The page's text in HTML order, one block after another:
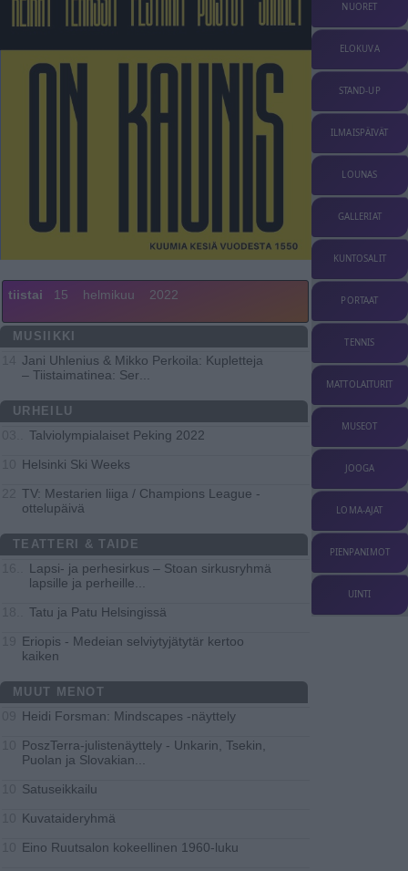
tiistai 15 helmikuu 2022
MUSIIKKI
Jani Uhlenius & Mikko Perkoila: Kupletteja
– Tiistaimatinea: Ser
URHEILU
Talviolympialaiset Peking 2022
Helsinki Ski Weeks
TV: Mestarien liiga / Champions League -
ottelupäivä
TEATTERI & TAIDE
Lapsi- ja perhesirkus – Stoan sirkusryhmä
lapsille ja perheille
Tatu ja Patu Helsingissä
Eriopis - Medeian selviytyjätytär kertoo
kaiken
MUUT MENOT
Heidi Forsman: Mindscapes -näyttely
PoszTerra-julistenäyttely - Unkarin, Tsekin,
Puolan ja Slovakian
Satuseikkailu
Kuvataideryhmä
Eino Ruutsalon kokeellinen 1960-luku
NUORET
ELOKUVA
STAND-UP
ILMAISPÄIVÄT
LOUNAS
GALLERIAT
KUNTOSALIT
PORTAAT
TENNIS
MATTOLAITURIT
MUSEOT
JOOGA
LOMA-AJAT
PIENPANIMOT
UINTI